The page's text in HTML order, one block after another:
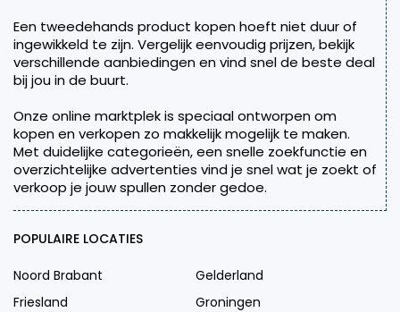
Een tweedehands product kopen hoeft niet duur of
ingewikkeld te zijn. Vergelijk eenvoudig prijzen, bekijk
verschillende aanbiedingen en vind snel de beste deal
bij jou in de buurt.
Onze online marktplek is speciaal ontworpen om
kopen en verkopen zo makkelijk mogelijk te maken.
Met duidelijke categorieën, een snelle zoekfunctie en
overzichtelijke advertenties vind je snel wat je zoekt of
verkoop je jouw spullen zonder gedoe.
POPULAIRE LOCATIES
Noord Brabant
Gelderland
Friesland
Groningen